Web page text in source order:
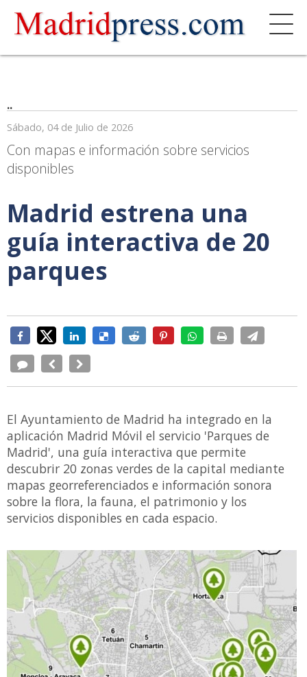
..
Sábado, 04 de Julio de 2026
Con mapas e información sobre servicios
disponibles
Madrid estrena una
guía interactiva de 20
parques
El Ayuntamiento de Madrid ha integrado en la
aplicación Madrid Móvil el servicio 'Parques de
Madrid', una guía interactiva que permite
descubrir 20 zonas verdes de la capital mediante
mapas georreferenciados e información sonora
sobre la flora, la fauna, el patrimonio y los
servicios disponibles en cada espacio.